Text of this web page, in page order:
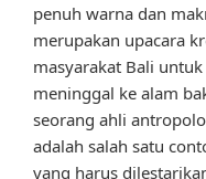
penuh warna dan
merupakan upacara
masyarakat Bali
meninggal ke alam
seorang ahli
adalah salah satu
yang harus